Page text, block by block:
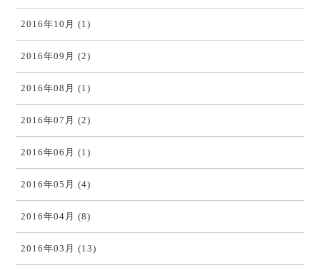
2016年10月 (1)
2016年09月 (2)
2016年08月 (1)
2016年07月 (2)
2016年06月 (1)
2016年05月 (4)
2016年04月 (8)
2016年03月 (13)